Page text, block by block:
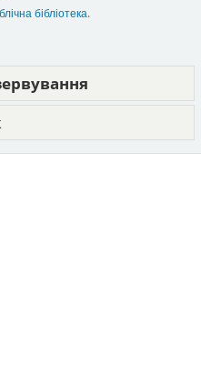
бібліотека.